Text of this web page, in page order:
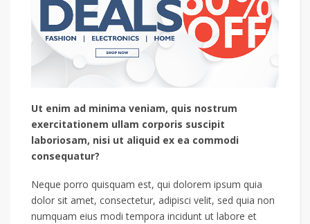
Ut enim ad minima veniam, quis nostrum
exercitationem ullam corporis suscipit
laboriosam, nisi ut aliquid ex ea commodi
consequatur?
Neque porro quisquam est, qui dolorem ipsum quia
dolor sit amet, consectetur, adipisci velit, sed quia non
numquam eius modi tempora incidunt ut labore et